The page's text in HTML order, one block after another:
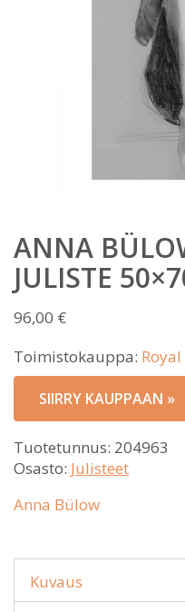
ANNA
JULISTE
96,00 €
Toimistokauppa:
SIIRRY KAUPPAAN »
Tuotetunnus: 204963
Osasto: Julisteet
Anna Bülow
Kuvaus